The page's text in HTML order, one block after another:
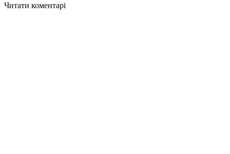
Читати коментарі